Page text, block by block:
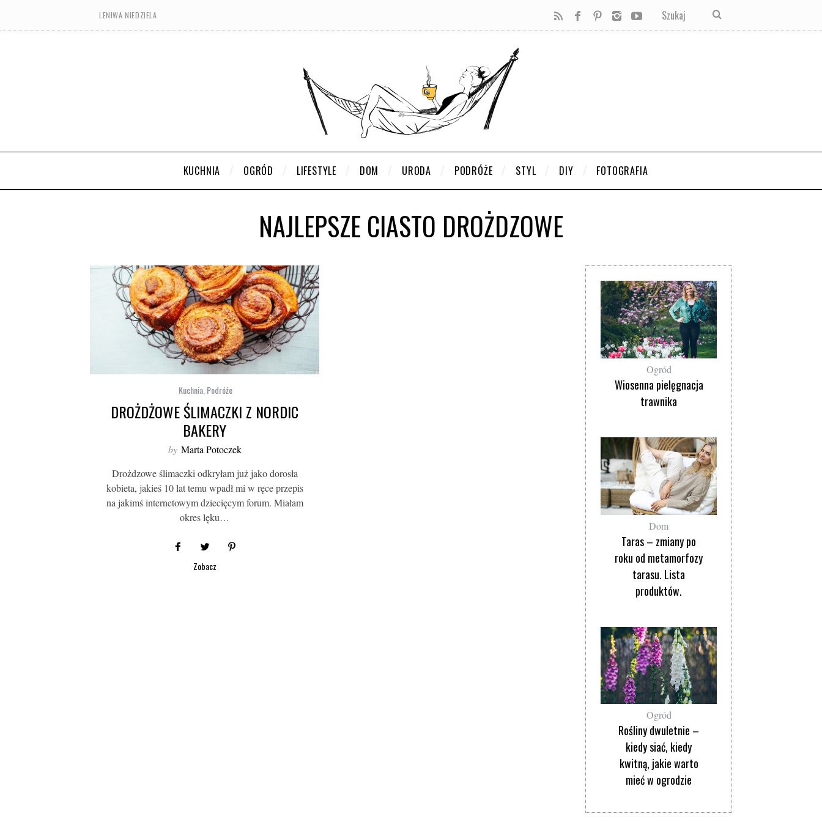
LENIWA NIEDZIELA
KUCHNIA OGRÓD LIFESTYLE DOM URODA PODRÓŻE STYL DIY FOTOGRAFIA
NAJLEPSZE CIASTO DROŻDZOWE
Kuchnia,Podróże
DROŻDŻOWE ŚLIMACZKI Z NORDIC
BAKERY
by Marta Potoczek
Drożdzowe ślimaczki odkryłam już jako dorosła
kobieta, jakieś 10 lat temu wpadł mi w ręce przepis
na jakimś internetowym dziecięcym forum. Miałam
okres lęku…
Zobacz
Ogród
Wiosenna pielęgnacja
trawnika
Dom
Taras – zmiany po
roku od metamorfozy
tarasu. Lista
produktów.
Ogród
Rośliny dwuletnie –
kiedy siać, kiedy
kwitną, jakie warto
mieć w ogrodzie